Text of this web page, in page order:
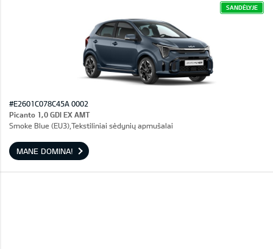
SANDĖLYJE
#E2601C078C45A 0002
Picanto 1,0 GDI EX AMT
Smoke Blue (EU3),Tekstiliniai sėdynių apmušalai
MANE DOMINA!